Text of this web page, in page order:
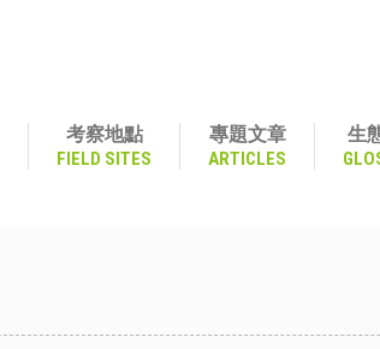
考察地點
FIELD SITES
專題文章
ARTICLES
生